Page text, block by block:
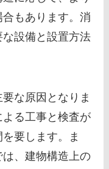
もあります。消
設備と設置方法
な原因となりま
る工事と検査が
要します。ま
、建物構造上の